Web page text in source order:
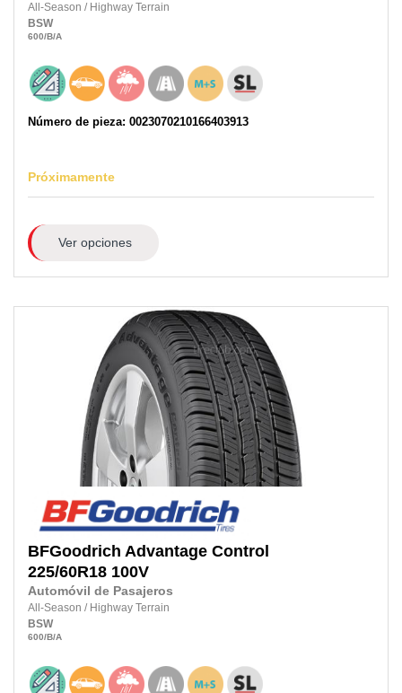
All-Season / Highway Terrain
BSW
600/B/A
Número de pieza: 0023070210166403913
Próximamente
Ver opciones
BFGoodrich Advantage Control
225/60R18 100V
Automóvil de Pasajeros
All-Season / Highway Terrain
BSW
600/B/A